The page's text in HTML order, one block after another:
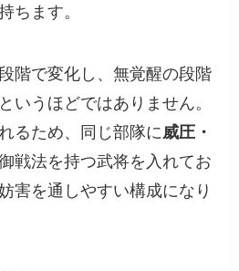
ちます。
階で変化し、無覚醒の段階
いうほどではありません。
るため、同じ部隊に威圧・
戦法を持つ武将を入れてお
害を通しやすい構成になり